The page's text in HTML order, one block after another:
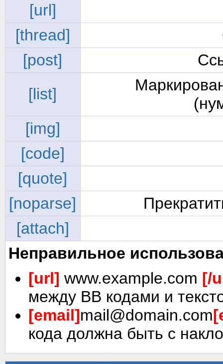
[url]
[thread]
[post]
[list]
[img]
[code]
[quote]
[noparse]
[attach]
Неправильное
[url] www.example.com [/
между BB кодами и
[email]mail@domain.com
кода должна быть с